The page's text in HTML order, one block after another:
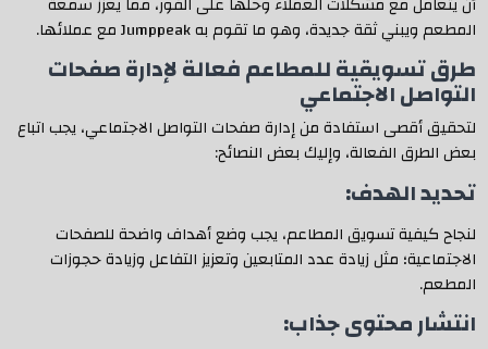
المطعم ويبني ثقة جديدة، وهو ما تقوم به Jumppeak مع عملائها.
طرق تسويقية للمطاعم فعالة لإدارة صفحات
التواصل الاجتماعي
لتحقيق أقصى استفادة من إدارة صفحات التواصل الاجتماعي، يجب اتباع
بعض الطرق الفعالة، وإليك بعض النصائح:
تحديد الهدف:
لنجاح كيفية تسويق المطاعم، يجب وضع أهداف واضحة للصفحات
الاجتماعية؛ مثل زيادة عدد المتابعين وتعزيز التفاعل وزيادة حجوزات
المطعم.
انتشار محتوى جذاب: